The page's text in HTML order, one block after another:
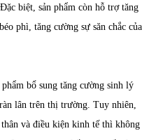
biệt, sản phẩm còn hỗ trợ tăng
phì, tăng cường sự săn chắc của
bổ sung tăng cường sinh lý
lân trên thị trường. Tuy nhiên,
thân và điều kiện kinh tế thì không